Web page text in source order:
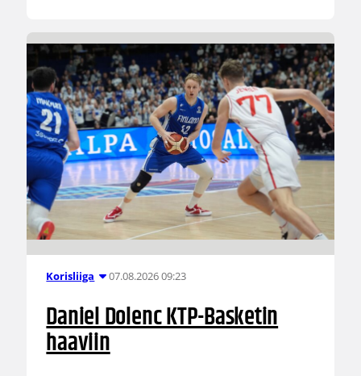
Korisliiga 07.08.2026 09:23
Daniel Dolenc KTP-Basketin
haaviin